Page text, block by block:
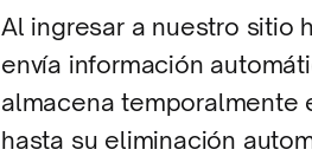
Al ingresar a nuestro sitio
envía información
almacena temporalmente
hasta su eliminación